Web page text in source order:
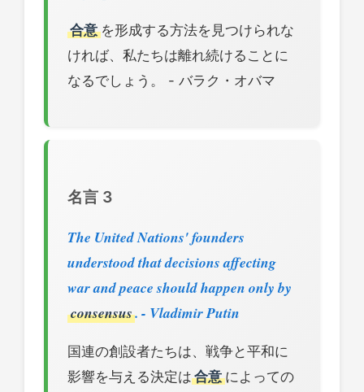
合意を形成する方法を見つけられな
ければ、私たちは離れ続けることに
なるでしょう。 - バラク・オバマ
名言 3
The United Nations' founders
understood that decisions affecting
war and peace should happen only by
consensus. - Vladimir Putin
国連の創設者たちは、戦争と平和に
影響を与える決定は 合意によっての